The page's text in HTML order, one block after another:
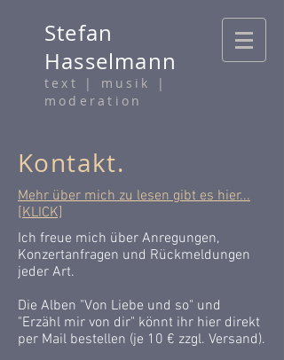
Stefan
Hasselmann
text
| musik |
moderation
Kontakt.
Mehr über mich zu lesengibt es hier...
[KLICK]
Ich freue mich über Anregungen,
Konzertanfragen und Rückmeldungen
jeder Art.
Die Alben "Von Liebe und so" und
"Erzähl mir von dir" könnt ihr hier direkt
per Mail bestellen (je 10 € zzgl. Versand).